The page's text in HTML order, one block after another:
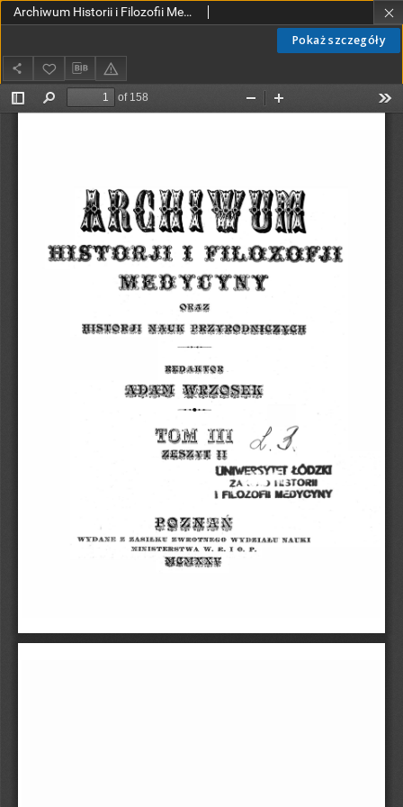
Pokaż szczegóły
Archiwum Historii i Filozofii Medycyny oraz Historii Nauk Przyrodniczych 1925 T.3 z.2